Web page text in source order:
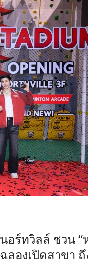
อร์ทวิลล์ ชวน “
องเปิดสาขา ถึ